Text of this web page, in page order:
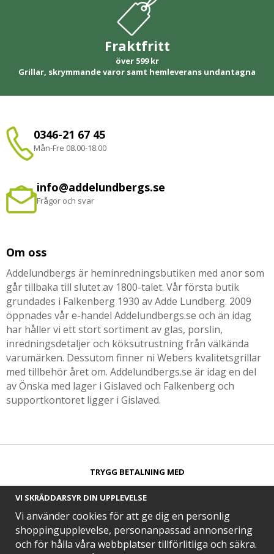
Fraktfritt
över 599 kr
Grillar, skrymmande varor samt hemleverans undantagna
0346-21 67 45
Mån-Fre 08.00-18.00
info@addelundbergs.se
Frågor och svar
Om oss
Addelundbergs är heminredningsbutiken med anor som
går tillbaka till slutet av 1800-talet. Vår första butik
grundades i Falkenberg 1930 av Adde Lundberg. 2009
öppnades vår e-handel Addelundbergs.se och än idag
har håller vi ett stort sortiment av glas, porslin,
inredningsdetaljer och köksutrustning från välkända
varumärken. Dessutom finner ni Webers kvalitetsgrillar
med tillbehör året om. Addelundbergs.se är idag en del
av Önska med lager i Gislaved och Falkenberg och
supportkontoret ligger i Gislaved.
TRYGG BETALNING MED​
SNABB LEVERANS MED
VI SKRÄDDARSYR DIN UPPLEVELSE
Vi använder cookies för att ge dig en personlig
shoppingupplevelse, personanpassad annonsering
och för hålla våra webbplatser tillförlitliga och säkra.